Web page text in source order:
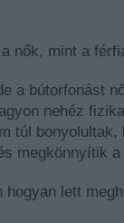
nők, mint a
a bútorfonást
nehéz
túl bonyolultak,
megkönnyítik a
hogyan lett